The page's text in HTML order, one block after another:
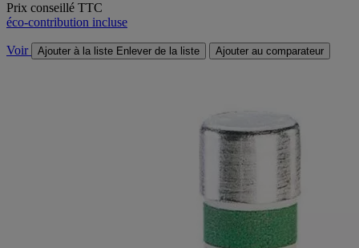
Prix conseillé TTC
éco-contribution incluse
Voir Ajouter à la liste Enlever de la liste Ajouter au comparateur